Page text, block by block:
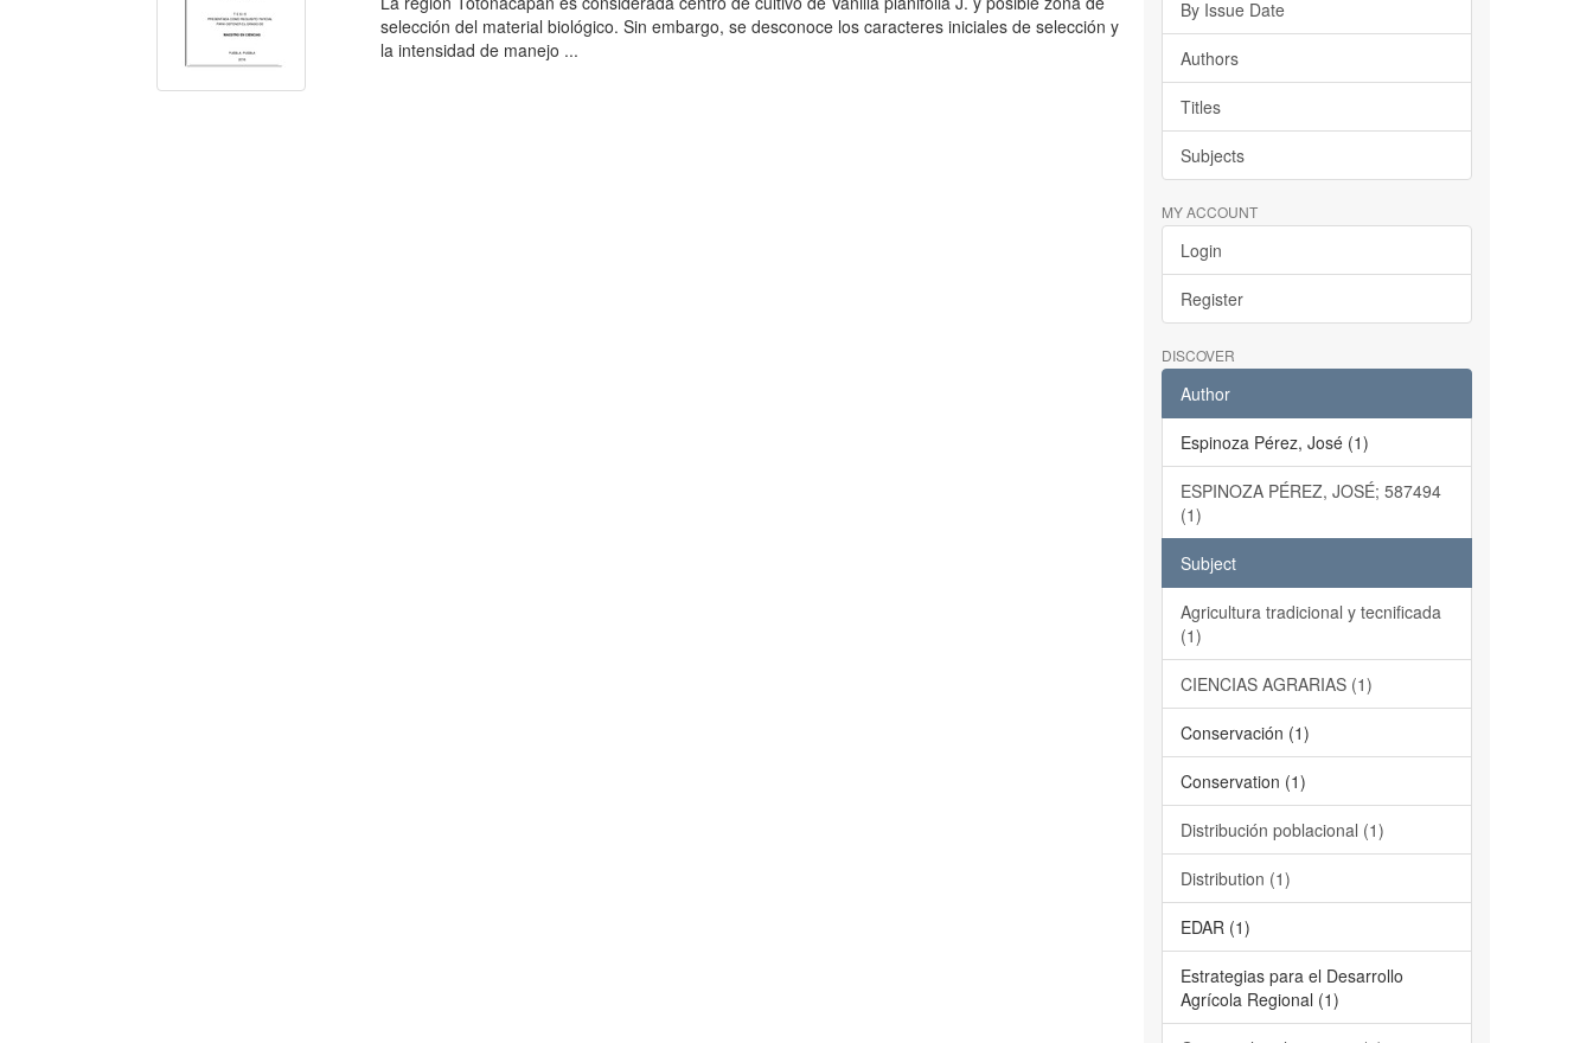
selección del material biológico. Sin embargo, se desconoce los caracteres iniciales de selección y
la intensidad de manejo ...
By Issue Date
Authors
Titles
Subjects
MY ACCOUNT
Login
Register
DISCOVER
Author
Espinoza Pérez, José (1)
ESPINOZA PÉREZ, JOSÉ; 587494
(1)
Subject
Agricultura tradicional y tecnificada
(1)
CIENCIAS AGRARIAS (1)
Conservación (1)
Conservation (1)
Distribución poblacional (1)
Distribution (1)
EDAR (1)
Estrategias para el Desarrollo
Agrícola Regional (1)